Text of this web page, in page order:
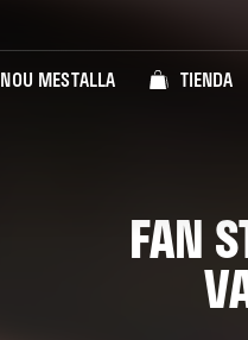
NOU MESTALLA TIENDA
FAN